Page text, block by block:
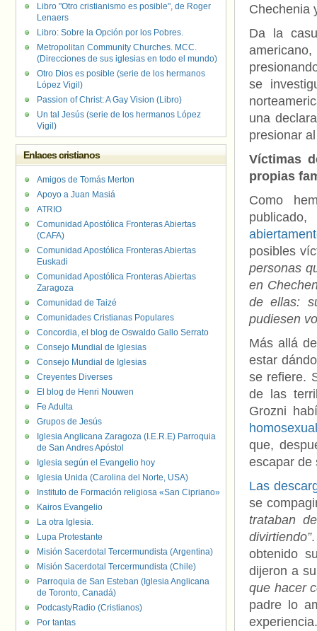
Chechenia
Da la
se
una
presionar
Víctimas
propias
Como
posibles
personas
en
de ellas:
pudiesen
Más allá
estar
se refiere.
de las
Grozni
que,
escapar de
Las
se
trataban
divirtiendo”
obtenido
dijeron a
que hacer
padre lo
Libro "Otro cristianismo es posible", de Roger
Lenaers
Libro: Sobre la Opción por los Pobres.
Metropolitan Community Churches. MCC.
(Direcciones de sus iglesias en todo el mundo)
Otro Dios es posible (serie de los hermanos
López Vigil)
Passion of Christ: A Gay Vision (Libro)
Un tal Jesús (serie de los hermanos López
Vigil)
Enlaces cristianos
Amigos de Tomás Merton
Apoyo a Juan Masiá
ATRIO
Comunidad Apostólica Fronteras Abiertas
(CAFA)
Comunidad Apostólica Fronteras Abiertas
Euskadi
Comunidad Apostólica Fronteras Abiertas
Zaragoza
Comunidad de Taizé
Comunidades Cristianas Populares
Concordia, el blog de Oswaldo Gallo Serrato
Consejo Mundial de Iglesias
Consejo Mundial de Iglesias
Creyentes Diverses
El blog de Henri Nouwen
Fe Adulta
Grupos de Jesús
Iglesia Anglicana Zaragoza (I.E.R.E) Parroquia
de San Andres Apóstol
Iglesia según el Evangelio hoy
Iglesia Unida (Carolina del Norte, USA)
Instituto de Formación religiosa «San Cipriano»
Kairos Evangelio
La otra Iglesia.
Lupa Protestante
Misión Sacerdotal Tercermundista (Argentina)
Misión Sacerdotal Tercermundista (Chile)
Parroquia de San Esteban (Iglesia Anglicana
de Toronto, Canadá)
PodcastyRadio (Cristianos)
Por tantas